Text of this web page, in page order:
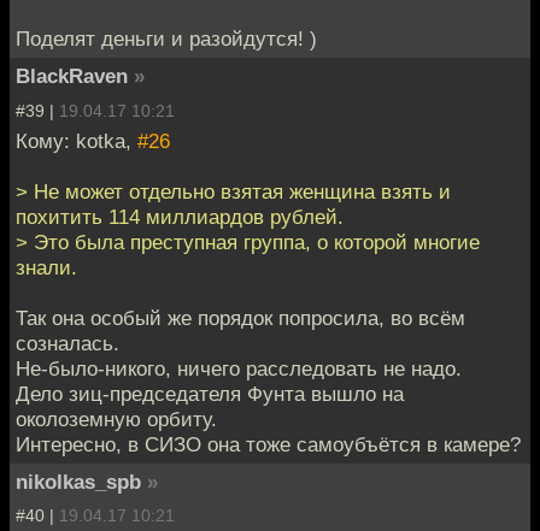
Поделят деньги и разойдутся! )
BlackRaven »
#39 | 19.04.17 10:21
Кому: kotka, #26
> Не может отдельно взятая женщина взять и
похитить 114 миллиардов рублей.
> Это была преступная группа, о которой многие
знали.
Так она особый же порядок попросила, во всём
созналась.
Не-было-никого, ничего расследовать не надо.
Дело зиц-председателя Фунта вышло на
околоземную орбиту.
Интересно, в СИЗО она тоже самоубъётся в камере?
nikolkas_spb »
#40 | 19.04.17 10:21